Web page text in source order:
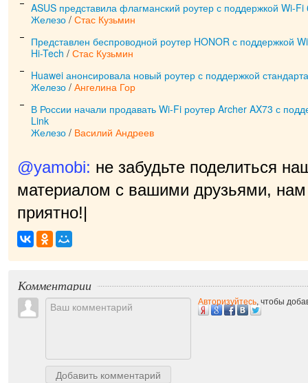
ASUS представила флагманский роутер с поддержкой Wi-Fi
Железо / Стас Кузьмин
Представлен беспроводной роутер HONOR с поддержкой
Hi-Tech / Стас Кузьмин
Huawei анонсировала новый роутер с поддержкой
Железо / Ангелина Гор
В России начали продавать Wi-Fi роутер Archer AX73 с
Link
Железо / Василий Андреев
@yamobi: не забудьте поделиться
материалом с вашими друзьями, нам
приятно!|
Комментарии
Добавить комментарий
Авторизуйтесь, чтобы